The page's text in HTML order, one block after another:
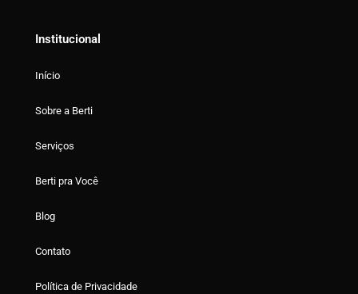
Institucional
Início
Sobre a Berti
Serviços
Berti pra Você
Blog
Contato
Política de Privacidade